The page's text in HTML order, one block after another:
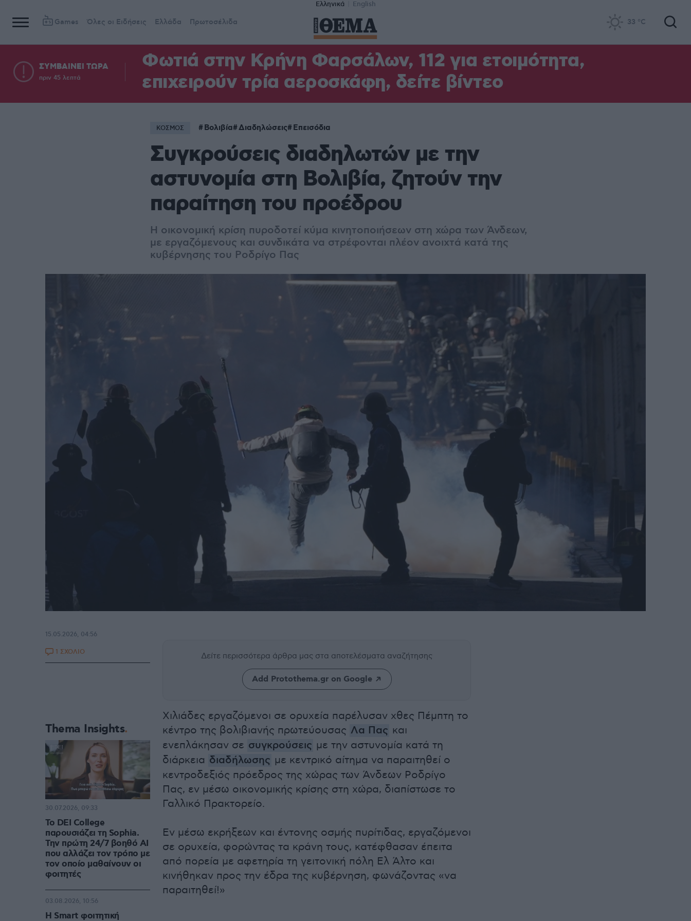
Ελληνικά English
Games Όλες οι Ειδήσεις Ελλάδα Πρωτοσέλιδα 33 °C
ΣΥΜΒΑΙΝΕΙ ΤΩΡΑ
πριν 45 λεπτά
Φωτιά στην Κρήνη Φαρσάλων, 112 για ετοιμότητα,
επιχειρούν τρία αεροσκάφη, δείτε βίντεο
ΚΟΣΜΟΣ Βολιβία Διαδηλώσεις Επεισόδια
Συγκρούσεις διαδηλωτών με την
αστυνομία στη Βολιβία, ζητούν την
παραίτηση του προέδρου
Η οικονομική κρίση πυροδοτεί κύμα κινητοποιήσεων στη χώρα των Άνδεων,
με εργαζόμενους και συνδικάτα να στρέφονται πλέον ανοιχτά κατά της
κυβέρνησης του Ροδρίγο Πας
Δείτε περισσότερα άρθρα μας στα αποτελέσματα αναζήτησης
Add Protothema.gr on Google
Χιλιάδες εργαζόμενοι σε ορυχεία παρέλυσαν χθες Πέμπτη το
κέντρο της βολιβιανής πρωτεύουσας Λα Πας και
ενεπλάκησαν σε συγκρούσεις με την αστυνομία κατά τη
διάρκεια διαδήλωσης με κεντρικό αίτημα να παραιτηθεί ο
κεντροδεξιός πρόεδρος της χώρας των Άνδεων Ροδρίγο
Πας, εν μέσω οικονομικής κρίσης στη χώρα, διαπίστωσε το
Γαλλικό Πρακτορείο.
Εν μέσω εκρήξεων και έντονης οσμής πυρίτιδας, εργαζόμενοι
σε ορυχεία, φορώντας τα κράνη τους, κατέφθασαν έπειτα
από πορεία με αφετηρία τη γειτονική πόλη Ελ Άλτο και
κινήθηκαν προς την έδρα της κυβέρνηση, φωνάζοντας «να
παραιτηθεί!»
15.05.2026, 04:56
1 ΣΧΟΛΙΟ
Thema Insights
Το DEI College
παρουσιάζει τη Sophia.
Την πρώτη 24/7 βοηθό AI
που αλλάζει τον τρόπο με
τον οποίο μαθαίνουν οι
φοιτητές
30.07.2026, 09:33
Η Smart φοιτητική
03.08.2026, 10:56